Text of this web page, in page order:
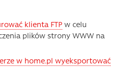
klienta FTP w celu
plików strony WWW na
w home.pl wyeksportować